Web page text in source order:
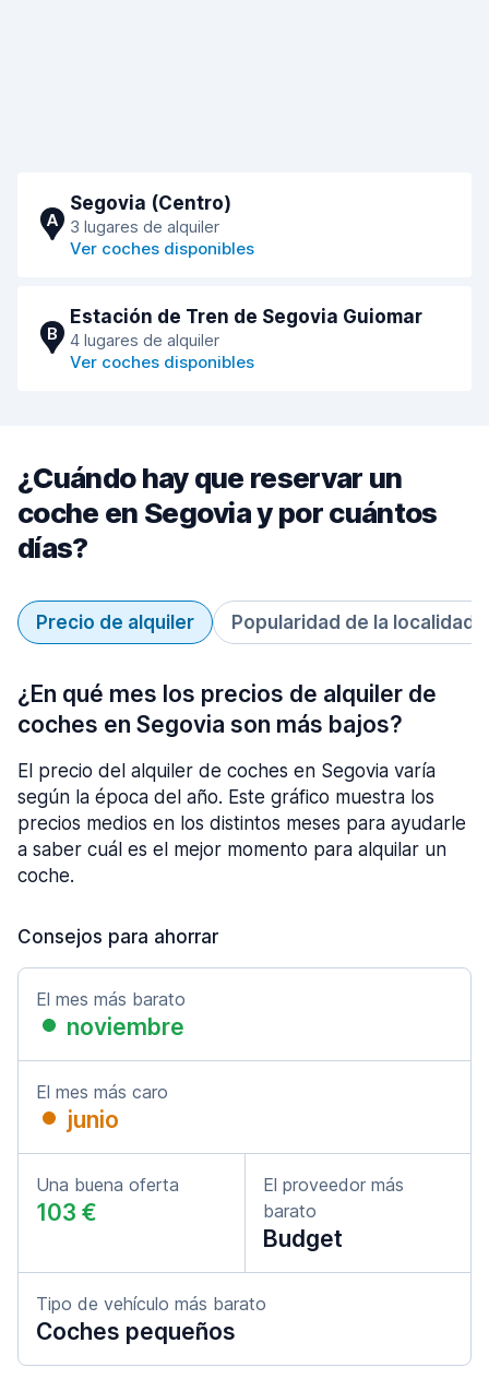
A
Segovia (Centro)
3 lugares de alquiler
Ver coches disponibles
B
Estación de Tren de Segovia Guiomar
4 lugares de alquiler
Ver coches disponibles
¿Cuándo hay que reservar un
coche en Segovia y por cuántos
días?
Precio de alquiler Popularidad de la localidad
¿En qué mes los precios de alquiler de
coches en Segovia son más bajos?
El precio del alquiler de coches en Segovia varía
según la época del año. Este gráfico muestra los
precios medios en los distintos meses para ayudarle
a saber cuál es el mejor momento para alquilar un
coche.
Consejos para ahorrar
El mes más barato
noviembre
El mes más caro
junio
Una buena oferta
103 €
El proveedor más
barato
Budget
Tipo de vehículo más barato
Coches pequeños